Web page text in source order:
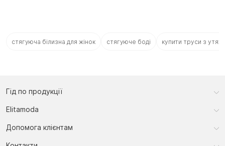
стягуюча білизна для жінок стягуюче боді купити труси з
Гід по продукції
Elitamoda
Допомога клієнтам